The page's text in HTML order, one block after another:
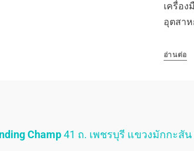
เครื่อ
อุตสาห
อ่านต่อ
Champ41 ถ. เพชรบุรี แขวงมักกะสั